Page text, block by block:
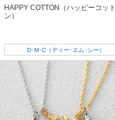
HAPPY COTTON（ハッピーコット
ン）
D･M･C（ディー･エム･シー）